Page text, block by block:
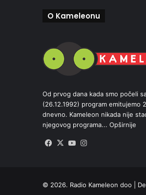
O Kameleonu
Od prvog dana kada smo počeli
(26.12.1992) program emitujemo
dnevno. Kameleon nikada nije
njegovog programa... Opširnije
Facebook
X YouTube
© 2026. Radio Kameleon doo |